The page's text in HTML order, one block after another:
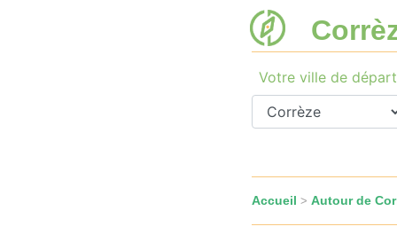
Votre ville de départ
Accueil > Autour de